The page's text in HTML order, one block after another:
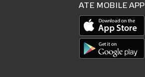
ATE MOBILE APP